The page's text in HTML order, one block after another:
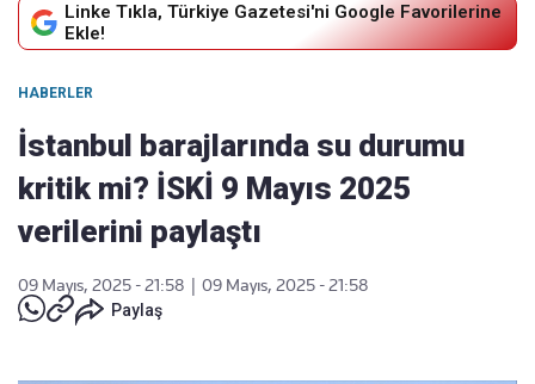
Linke Tıkla, Türkiye Gazetesi'ni Google Favorilerine
Ekle!
HABERLER
İstanbul barajlarında su durumu
kritik mi? İSKİ 9 Mayıs 2025
verilerini paylaştı
09 Mayıs, 2025 - 21:58
09 Mayıs, 2025 - 21:58
Paylaş